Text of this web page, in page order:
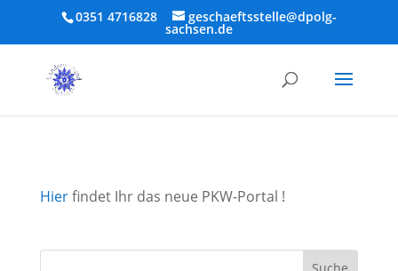
0351 4716828 geschaeftsstelle@dpolg-
sachsen.de
Hierfindet Ihr das neue PKW-Portal !